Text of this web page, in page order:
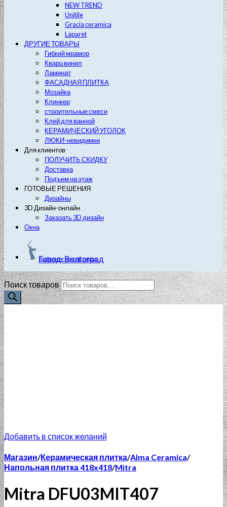
NEW TREND
Unitile
Gracia ceramica
Laparet
ДРУГИЕ ТОВАРЫ
Гибкий мрамор
Кварц винил
Ламинат
ФАСАДНАЯ ПЛИТКА
Мозайка
Клинкер
строительные смеси
Клей для ванной
КЕРАМИЧЕСКИЙ УГОЛОК
ЛЮКИ-невидимки
Для клиентов
ПОЛУЧИТЬ СКИДКУ
Доставка
Подъем на этаж
ГОТОВЫЕ РЕШЕНИЯ
Дизайны
3D Дизайн-онлайн
Заказать 3D дизайн
Окна
Город: Волгоград
Выберите другой город
Поиск товаров
Добавить в список желаний
Магазин/Керамическая плитка/Alma Ceramica/
Напольная плитка 418x418/Mitra
Mitra DFU03MIT407